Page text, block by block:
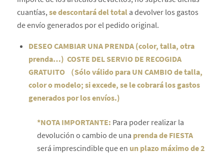
cuantías, se descontará del totala devolver los gastos
de envío generados por el pedido original.
DESEO CAMBIAR UNA PRENDA (color, talla, otra
prenda…) COSTE DEL SERVIO DE RECOGIDA
GRATUITO （Sólo válido para UN CAMBIO de talla,
color o modelo; si excede, se le cobrará los gastos
generados por los envíos.)
*NOTA IMPORTANTE: Para poder realizar la
devolución o cambio de una prenda de FIESTA
será imprescindible que en un plazo máximo de 2